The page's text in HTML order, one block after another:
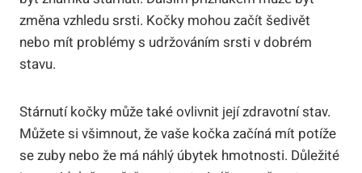
změna vzhledu srsti. Kočky mohou začít šedivět
nebo mít problémy s udržováním srsti v dobrém
stavu.
Stárnutí kočky může také ovlivnit její zdravotní stav.
Můžete si všimnout, že vaše kočka začíná mít potíže
se zuby nebo že má náhlý úbytek hmotnosti. Důležité